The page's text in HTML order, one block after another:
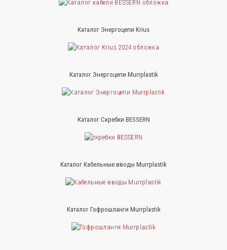
Каталог Энергоцепи Krius
Каталог Энергоцепи Murrplastik
Каталог Скребки BESSERN
Каталог Кабельные вводы Murrplastik
Каталог Гофрошланги Murrplastik